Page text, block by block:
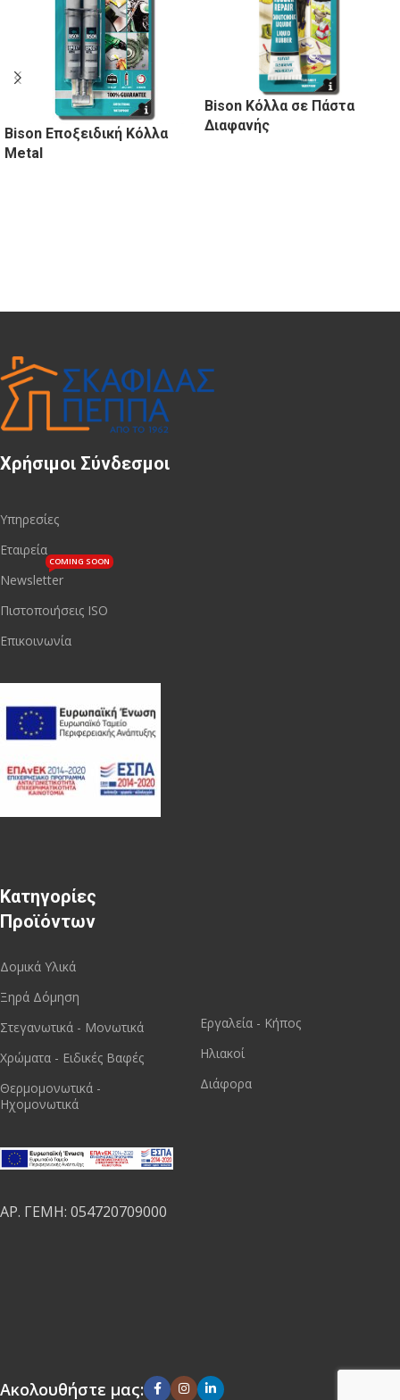
Bison Εποξειδική Κόλλα
Metal
Bison Κόλλα σε Πάστα
Διαφανής
Χρήσιμοι Σύνδεσμοι
Υπηρεσίες
Εταιρεία
Newsletter
COMING SOON
Πιστοποιήσεις ISO
Επικοινωνία
Κατηγορίες
Προϊόντων
Δομικά Υλικά
Ξηρά Δόμηση
Στεγανωτικά - Μονωτικά
Χρώματα - Ειδικές Βαφές
Θερμομονωτικά -
Ηχομονωτικά
ΑΡ. ΓΕΜΗ: 054720709000
Εργαλεία - Κήπος
Ηλιακοί
Διάφορα
Ακολουθήστε μας: